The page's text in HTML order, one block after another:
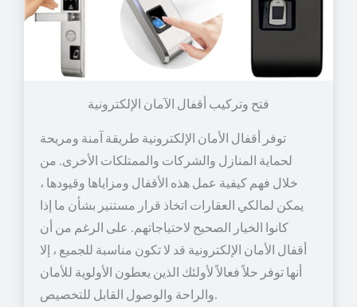
توفر أقفال الأمان الإلكترونية طريقة آمنة ومريحة
لحماية المنازل والشركات والممتلكات الأخرى. من
خلال فهم كيفية عمل هذه الأقفال ومزاياها وقيودها ،
يمكن لمالكي العقارات اتخاذ قرار مستنير بشأن ما إذا
كانوا الخيار الصحيح لاحتياجاتهم. على الرغم من أن
أقفال الأمان الإلكترونية قد لا تكون مناسبة للجميع ، إلا
أنها توفر حلاً فعالاً لأولئك الذين يعطون الأولوية للأمان
والراحة والوصول القابل للتخصيص.